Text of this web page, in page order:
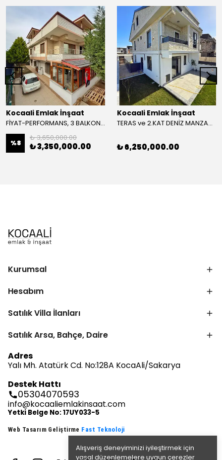
Alışveriş deneyiminizi iyileştirmek için
yasal düzenlemelere uygun çerezler
Kocaali Emlak İnşaat
FİYAT-PERFORMANS, 3 BALKON, PLAJA 150METRE, KAT MÜLKİYETLİ 2+2 DAİRE! KOCAALİ YALI MH
%8
₺ 3,650,000.00
₺ 3,350,000.00
Kocaali Emlak İnşaat
TERAS ve 2.KAT DENİZ MANZARALI, ALAÇATI TAŞ KONSEPT, ARKA CEPHE, LÜKS DİZAYN 3+1 TRİPLEKS VİLLA! KOCAALİ ALANDERE MH
₺ 6,250,000.00
Kurumsal
Hesabım
Satılık Villa İlanları
Satılık Arsa, Bahçe, Daire
Adres
Yalı Mh. Atatürk Cd. No:128A KocaAli/Sakarya
Destek Hattı
05304070593
info@kocaaliemlakinsaat.com
Yetki Belge No: 17UY033-5
Web Tasarım Geliştirme Fast Teknoloji